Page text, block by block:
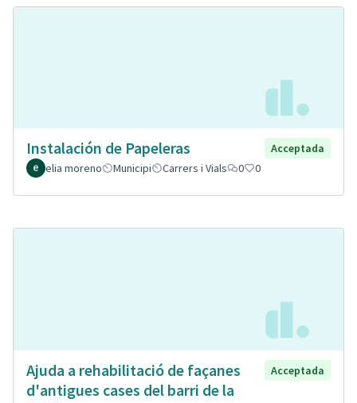
Instalación de Papeleras
Acceptada
elia moreno
Municipi Carrers i Vials 0 0
Ajuda a rehabilitació de façanes
d'antigues cases del barri de la
Acceptada